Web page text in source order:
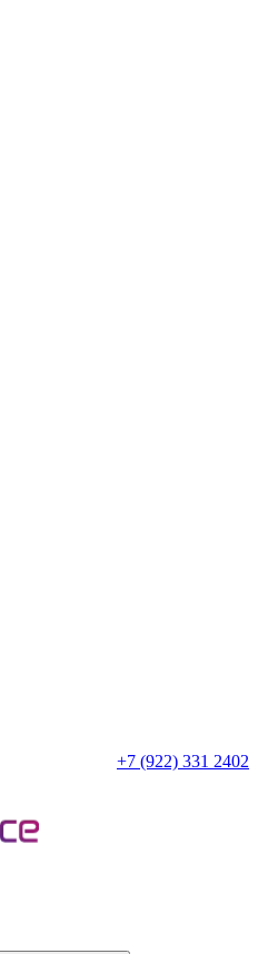
+7 (922) 331 2402